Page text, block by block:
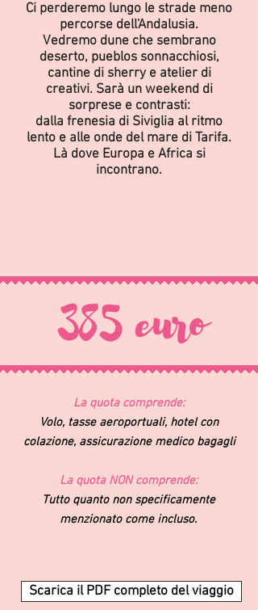
Ci perderemo lungo le strade meno
percorse dell'Andalusia.
Vedremo dune che sembrano
deserto, pueblos sonnacchiosi,
cantine di sherry e atelier di
creativi. Sarà un weekend di
sorprese e contrasti:
dalla frenesia di Siviglia al ritmo
lento e alle onde del mare di Tarifa.
Là dove Europa e Africa si
incontrano.
La quota comprende:
Volo, tasse aeroportuali, hotel con
colazione, assicurazione medico bagagli
La quota NON comprende:
Tutto quanto non specificamente
menzionato come incluso.
Scarica il PDF completo del viaggio